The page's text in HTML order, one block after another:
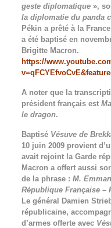
geste diplomatique»,
la diplomatie du panda
Pékin a prêté à la
a été baptisé en
Brigitte Macron.
https://
A noter que la
président français est
le dragon.
Baptisé Vésuve de
10 juin 2009 provient
avait rejoint la Garde
Macron a offert aussi
de la phrase : M.
République Française –
Le général Damien
républicaine,
d’armes offerte avec